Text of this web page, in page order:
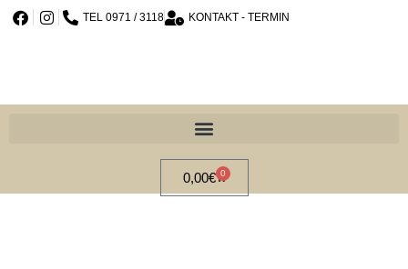
TEL 0971 / 3118 KONTAKT - TERMIN
0,00€ 0